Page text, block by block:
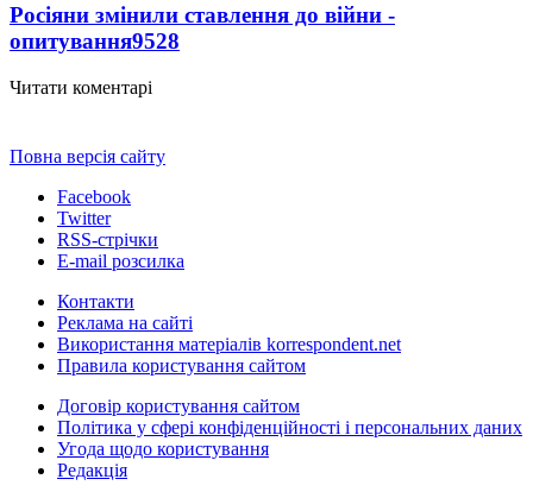
Росіяни змінили ставлення до війни -
опитування9528
Читати коментарі
Повна версія сайту
Facebook
Twitter
RSS-стрічки
E-mail розсилка
Контакти
Реклама на сайті
Використання матеріалів korrespondent.net
Правила користування сайтом
Договір користування сайтом
Політика у сфері конфіденційності і персональних даних
Угода щодо користування
Редакція